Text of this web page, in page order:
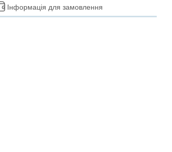
Інформація для замовлення